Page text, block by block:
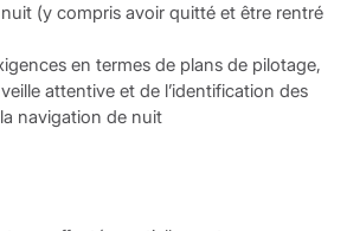
(y compris avoir quitté et être rentré
en termes de plans de pilotage,
attentive et de l’identification des
navigation de nuit